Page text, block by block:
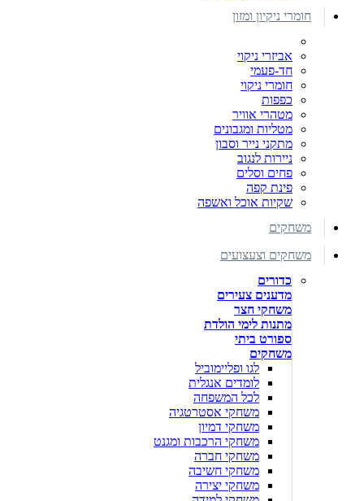
חומרי ניקיון ומזון
אביזרי ניקוי
חד-פעמי
חומרי ניקוי
כפפות
מטהרי אוויר
מטליות ומגבונים
מתקני נייר וסבון
ניירות לנגוב
פחים וסלים
פינת קפה
שקיות אוכל ואשפה
משחקים
משחקים וצעצועים
כדורים
מדענים צעירים
משחקי חצר
מתנות לימי הולדת
ספורט ביתי
משחקים
לגו ופליימוביל
לומדים אנגלית
לכל המשפחה
משחקי אסטרטגיה
משחקי דמיון
משחקי הרכבות ומגנט
משחקי חברה
משחקי חשיבה
משחקי יצירה